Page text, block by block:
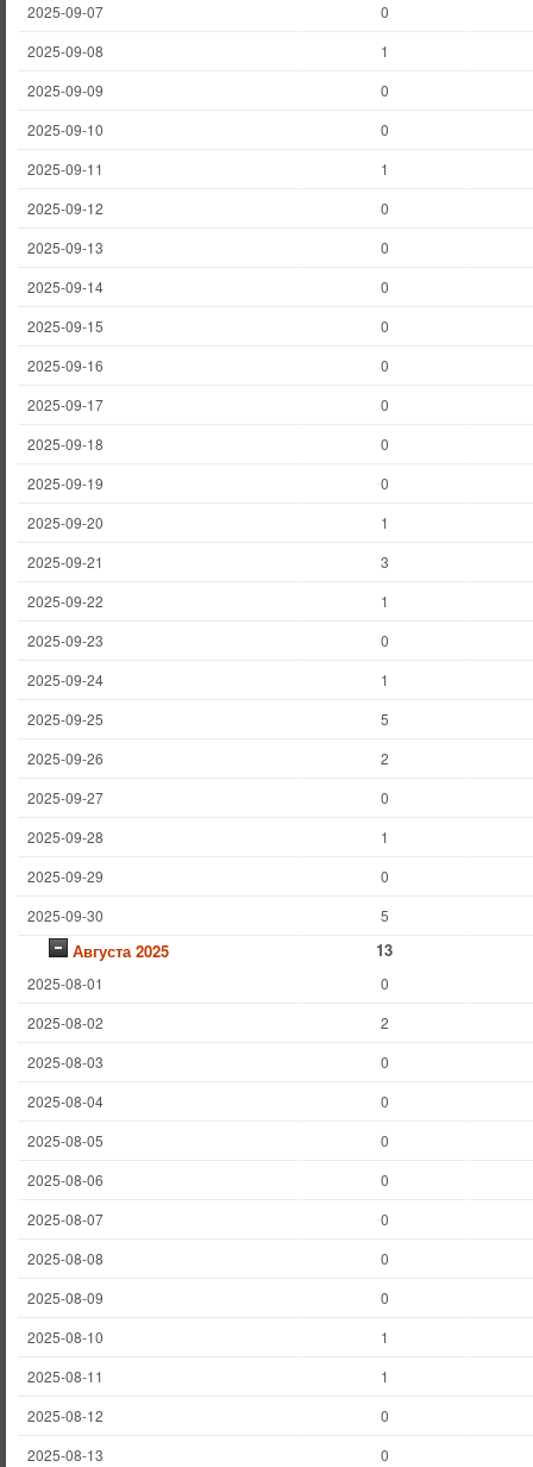
2025-09-07
0
2025-09-08
1
2025-09-09
0
2025-09-10
0
2025-09-11
1
2025-09-12
0
2025-09-13
0
2025-09-14
0
2025-09-15
0
2025-09-16
0
2025-09-17
0
2025-09-18
0
2025-09-19
0
2025-09-20
1
2025-09-21
3
2025-09-22
1
2025-09-23
0
2025-09-24
1
2025-09-25
5
2025-09-26
2
2025-09-27
0
2025-09-28
1
2025-09-29
0
2025-09-30
5
Августа 2025 13
2025-08-01
0
2025-08-02
2
2025-08-03
0
2025-08-04
0
2025-08-05
0
2025-08-06
0
2025-08-07
0
2025-08-08
0
2025-08-09
0
2025-08-10
1
2025-08-11
1
2025-08-12
0
2025-08-13
0